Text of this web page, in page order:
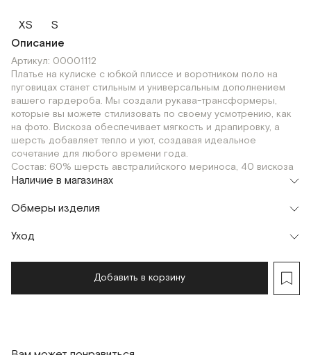
XS
S
Описание
Артикул: 00001112
Платье на кулиске с юбкой плиссе и воротником поло на
пуговицах станет стильным и универсальным дополнением
вашего гардероба. Мы создали рукава-трансформеры,
которые вы можете стилизовать по своему усмотрению, как
на фото. Вискоза обеспечивает мягкость и драпировку, а
шерсть добавляет тепло и уют, создавая идеальное
сочетание для любого времени года.
Состав: 60% шерсть австралийского мериноса, 40 вискоза
Наличие в магазинах
Шоурум
г. Москва, Малая Бронная 24/3
XSS
Обмеры изделия
Мерки, см
Уход
Добавить в корзину